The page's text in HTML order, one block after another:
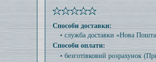
Способи доставки:
• служба доставки «Нова
Способи оплати:
• безготівковий розрахунок